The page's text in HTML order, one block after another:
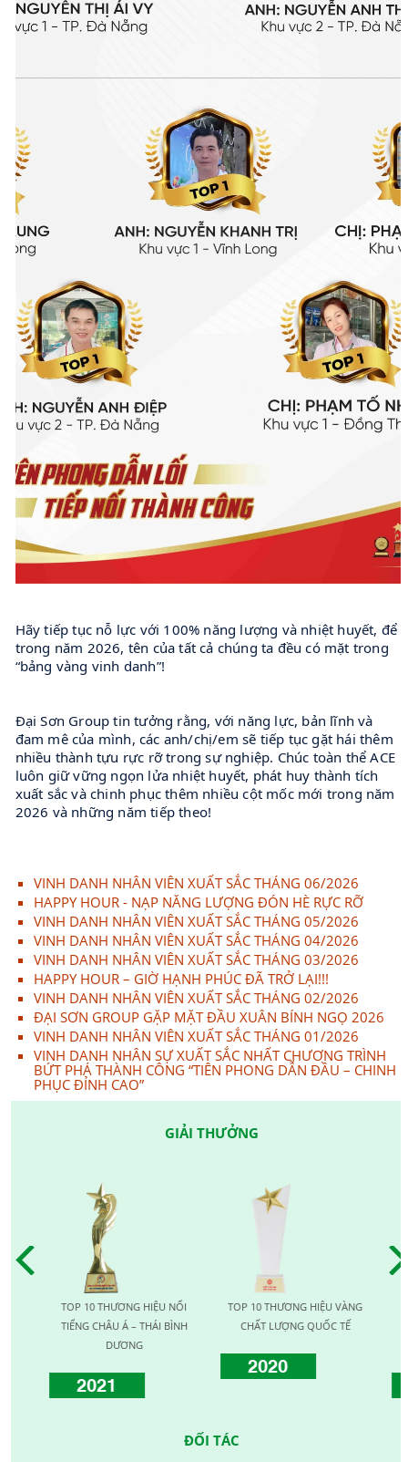
Hãy tiếp tục nỗ lực với 100% năng lượng và nhiệt huyết, để
trong năm 2026, tên của tất cả chúng ta đều có mặt trong
“bảng vàng vinh danh”!
Đại Sơn Group tin tưởng rằng, với năng lực, bản lĩnh và
đam mê của mình, các anh/chị/em sẽ tiếp tục gặt hái thêm
nhiều thành tựu rực rỡ trong sự nghiệp. Chúc toàn thể ACE
luôn giữ vững ngọn lửa nhiệt huyết, phát huy thành tích
xuất sắc và chinh phục thêm nhiều cột mốc mới trong năm
2026 và những năm tiếp theo!
VINH DANH NHÂN VIÊN XUẤT SẮC THÁNG 06/2026
HAPPY HOUR - NẠP NĂNG LƯỢNG ĐÓN HÈ RỰC RỠ
VINH DANH NHÂN VIÊN XUẤT SẮC THÁNG 05/2026
VINH DANH NHÂN VIÊN XUẤT SẮC THÁNG 04/2026
VINH DANH NHÂN VIÊN XUẤT SẮC THÁNG 03/2026
HAPPY HOUR – GIỜ HẠNH PHÚC ĐÃ TRỞ LẠI!!!
VINH DANH NHÂN VIÊN XUẤT SẮC THÁNG 02/2026
ĐẠI SƠN GROUP GẶP MẶT ĐẦU XUÂN BÍNH NGỌ 2026
VINH DANH NHÂN VIÊN XUẤT SẮC THÁNG 01/2026
VINH DANH NHÂN SỰ XUẤT SẮC NHẤT CHƯƠNG TRÌNH
BỨT PHÁ THÀNH CÔNG “TIÊN PHONG DẪN ĐẦU – CHINH
PHỤC ĐỈNH CAO”
GIẢI THƯỞNG
TOP 10 THƯƠNG HIỆU NỔI
TIẾNG CHÂU Á – THÁI BÌNH
DƯƠNG
2021
TOP 10 THƯƠNG HIỆU VÀNG
CHẤT LƯỢNG QUỐC TẾ
2020
ĐỐI TÁC